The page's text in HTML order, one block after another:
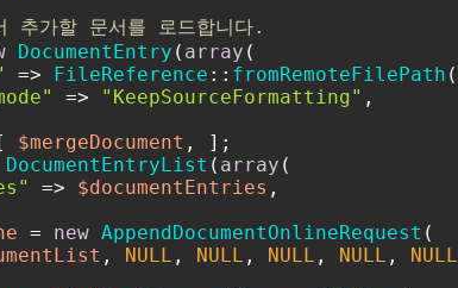
가할 문서를 로드합니다.
DocumentEntry ( array (
=> FileReference :: fromRemoteFilePath (
=> "KeepSourceFormatting" ,
$mergeDocument
DocumentEntryList ( array (
=> $documentEntries ,
= new AppendDocumentOnlineRequest (
, NULL , NULL , NULL , NULL , NULL